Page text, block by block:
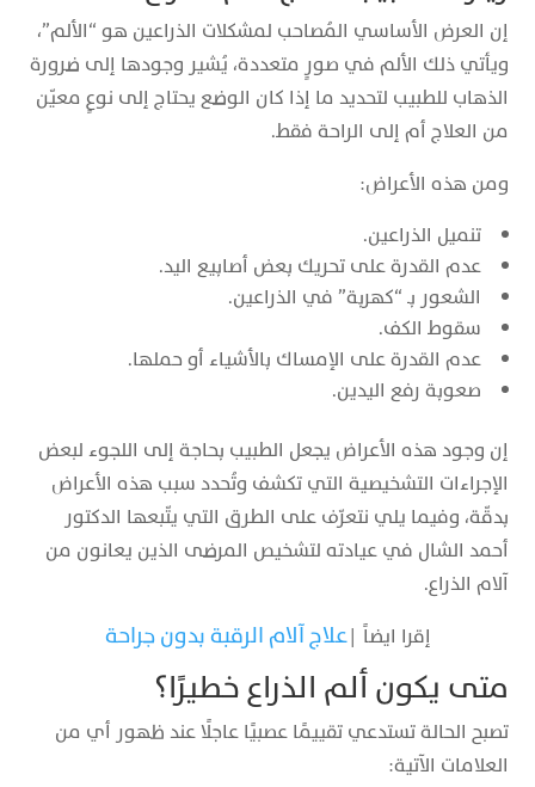
إن العرض الأساسي المُصاحب لمشكلات الذراعين هو “الألم”،
ويأتي ذلك الألم في صورٍ متعددة، يُشير وجودها إلى ضرورة
الذهاب للطبيب لتحديد ما إذا كان الوضع يحتاج إلى نوعٍ معيّن
من العلاج أم إلى الراحة فقط.
ومن هذه الأعراض:
تنميل الذراعين.
عدم القدرة على تحريك بعض أصابيع اليد.
الشعور بـ “كهربة” في الذراعين.
سقوط الكف.
عدم القدرة على الإمساك بالأشياء أو حملها.
صعوبة رفع اليدين.
إن وجود هذه الأعراض يجعل الطبيب بحاجة إلى اللجوء لبعض
الإجراءات التشخيصية التي تكشف وتُحدد سبب هذه الأعراض
بدقّة، وفيما يلي نتعرّف على الطرق التي يتّبعها الدكتور
أحمد الشال في عيادته لتشخيص المرضى الذين يعانون من
آلام الذراع.
إقرا ايضاً |علاج آلام الرقبة بدون جراحة
متى يكون ألم الذراع خطيرًا؟
تصبح الحالة تستدعي تقييمًا عصبيًا عاجلًا عند ظهور أي من
العلامات الآتية: